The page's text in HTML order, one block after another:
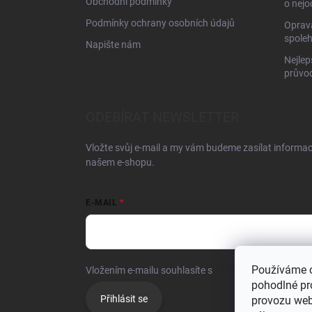
Používáme
pohodlné
provozu
Podmínky ochrany osobních údajů
Napište nám
o
Vložte svůj e-mail a my vám budeme zasílat
našem e-shopu.
E-MAIL
Vložením e-mailu souhlasíte s podmínkami ochrany
Přihlásit se